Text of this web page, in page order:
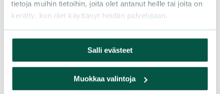
tietoja muihin tietoihin, joita olet antanut heille tai joita on
kerätty, kun olet käyttänyt heidän palvelujaan.
Salli evästeet
Muokkaa valintoja
Suomen luonnonsuojeluliiton Keski-Suomen
Suomen luonnonsuojeluliiton